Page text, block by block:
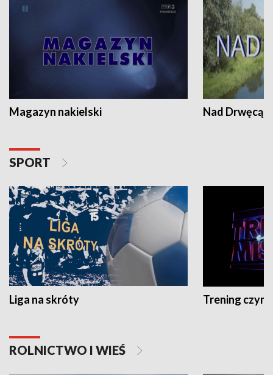
Magazyn nakielski Nad Drwęcą
SPORT
Liga na skróty Trening czyni
ROLNICTWO I WIEŚ